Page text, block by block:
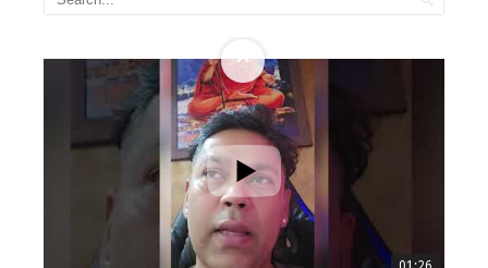
based on this information is strictly at your own risk. The
Channel/Speaker will not be responsible for any loss or
damage arising from its use. #कुळदेवता #आडनावइतिहास
#त्राटकयोग #अष्टांगयोग #कुंडलिनीयोग #चक्रहीलिंग #पितृदोष
#गुरुचरित्र #स्वामीसमर्थ #दत्तउपासना #नामस्मरण
#ancientindianscience #mindpower #karmacleansing